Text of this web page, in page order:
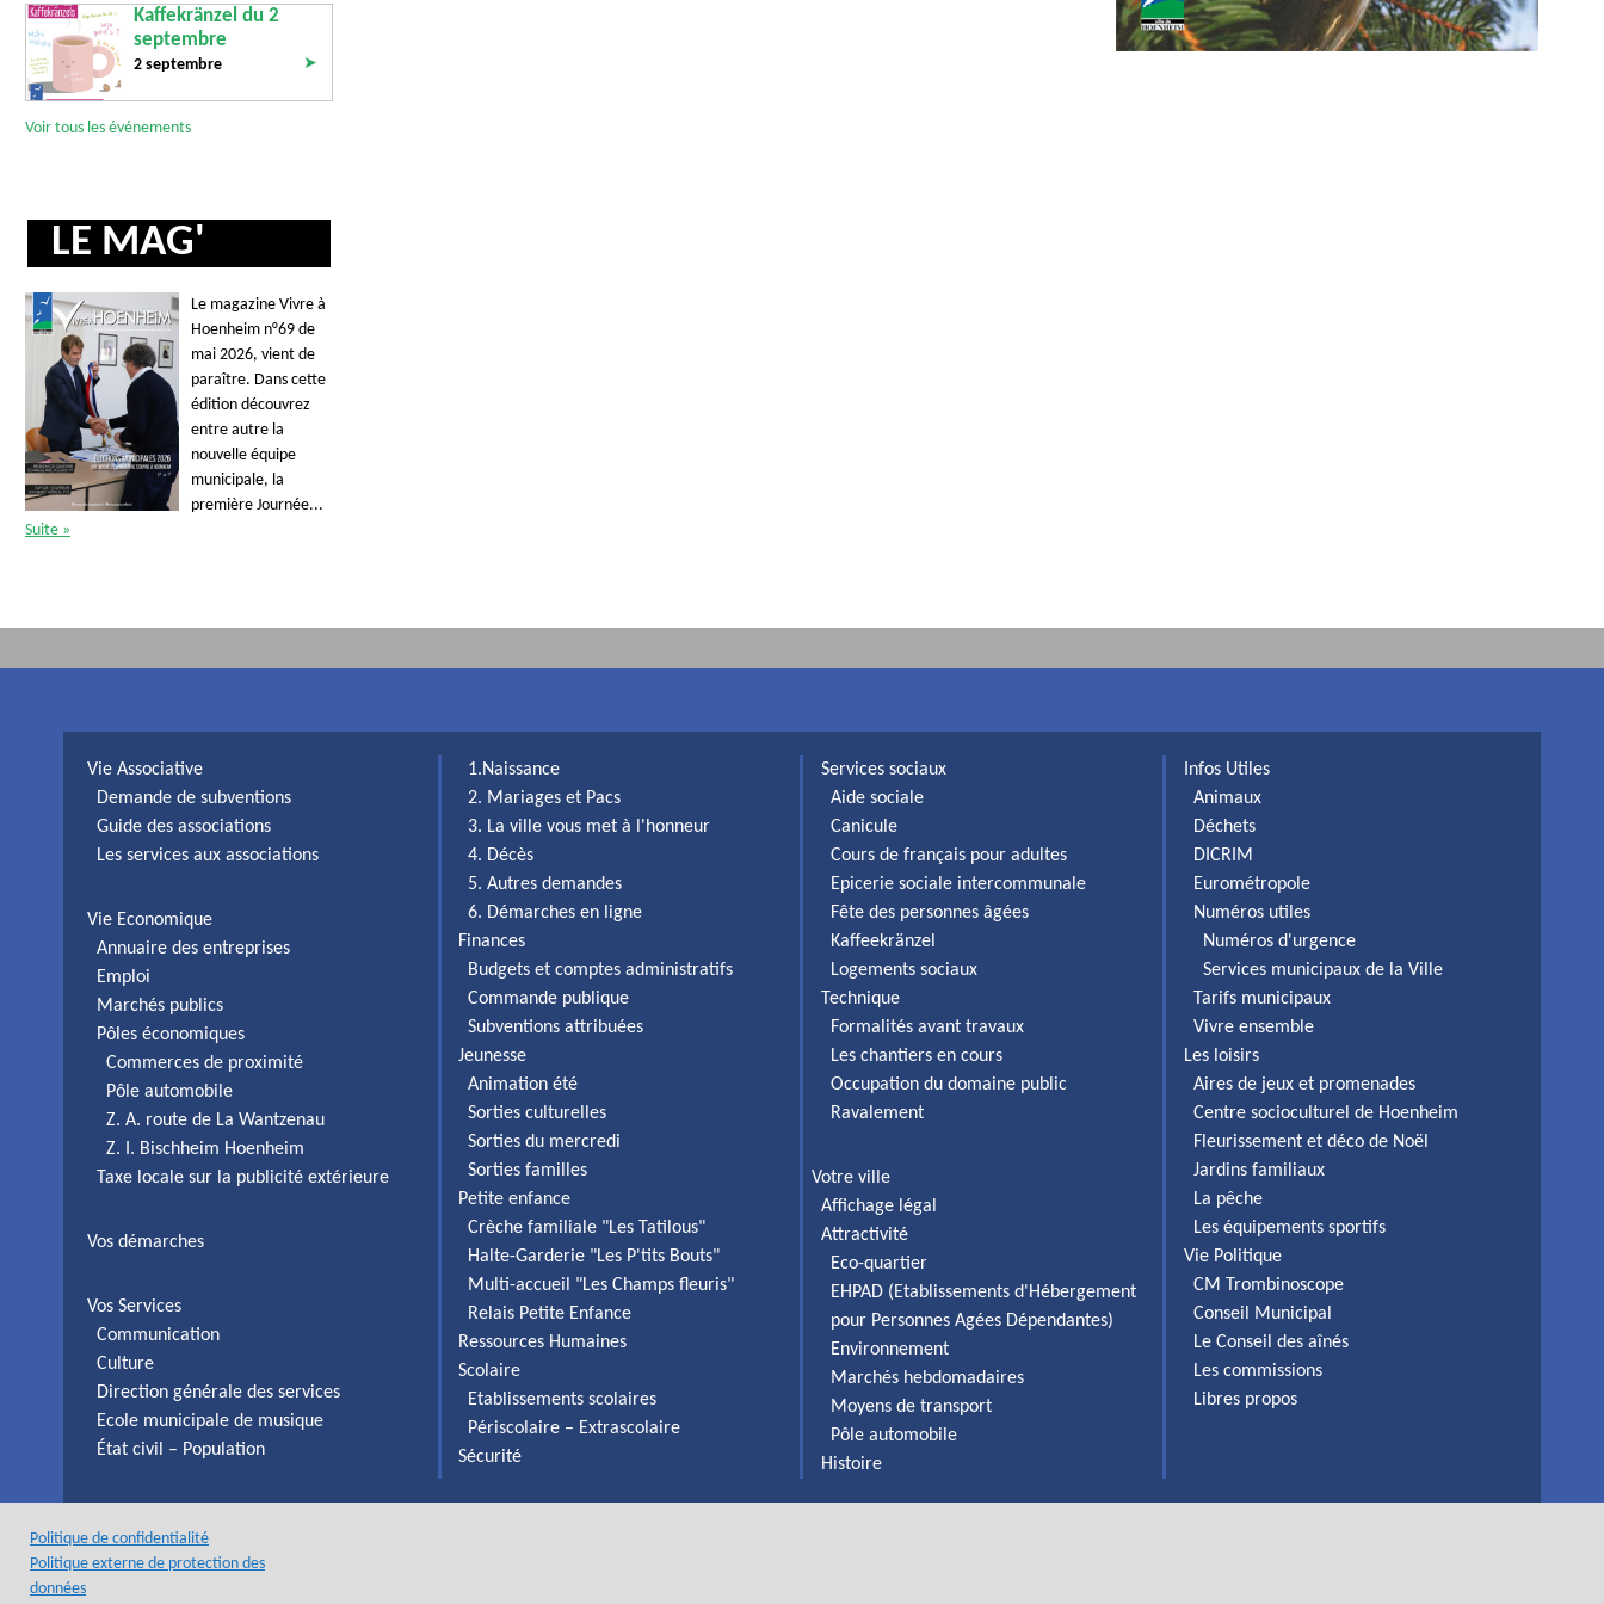
Kaffekränzel du 2
septembre
2 septembre ➤
Voir tous les événements
LE MAG'
Le magazine Vivre à
Hoenheim n°69 de
mai 2026, vient de
paraître. Dans cette
édition découvrez
entre autre la
nouvelle équipe
municipale, la
première Journée...
Suite »
Vie Associative
Demande de subventions
Guide des associations
Les services aux associations
Vie Economique
Annuaire des entreprises
Emploi
Marchés publics
Pôles économiques
Commerces de proximité
Pôle automobile
Z. A. route de La Wantzenau
Z. I. Bischheim Hoenheim
Taxe locale sur la publicité extérieure
Vos démarches
Vos Services
Communication
Culture
Direction générale des services
Ecole municipale de musique
État civil – Population
1.Naissance
2. Mariages et Pacs
3. La ville vous met à l'honneur
4. Décès
5. Autres demandes
6. Démarches en ligne
Finances
Budgets et comptes administratifs
Commande publique
Subventions attribuées
Jeunesse
Animation été
Sorties culturelles
Sorties du mercredi
Sorties familles
Petite enfance
Crèche familiale "Les Tatilous"
Halte-Garderie "Les P'tits Bouts"
Multi-accueil "Les Champs fleuris"
Relais Petite Enfance
Ressources Humaines
Scolaire
Etablissements scolaires
Périscolaire – Extrascolaire
Sécurité
Services sociaux
Aide sociale
Canicule
Cours de français pour adultes
Epicerie sociale intercommunale
Fête des personnes âgées
Kaffeekränzel
Logements sociaux
Technique
Formalités avant travaux
Les chantiers en cours
Occupation du domaine public
Ravalement
Votre ville
Affichage légal
Attractivité
Eco-quartier
EHPAD (Etablissements d'Hébergement
pour Personnes Agées Dépendantes)
Environnement
Marchés hebdomadaires
Moyens de transport
Pôle automobile
Histoire
Infos Utiles
Animaux
Déchets
DICRIM
Eurométropole
Numéros utiles
Numéros d'urgence
Services municipaux de la Ville
Tarifs municipaux
Vivre ensemble
Les loisirs
Aires de jeux et promenades
Centre socioculturel de Hoenheim
Fleurissement et déco de Noël
Jardins familiaux
La pêche
Les équipements sportifs
Vie Politique
CM Trombinoscope
Conseil Municipal
Le Conseil des aînés
Les commissions
Libres propos
Politique de confidentialité
Politique externe de protection des
données